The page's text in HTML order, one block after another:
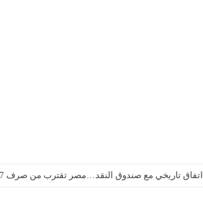
اتفاق تاريخي مع صندوق النقد…مصر تقترب من صرف 2.7 مليار دولار بعد إتمام المراجعتين